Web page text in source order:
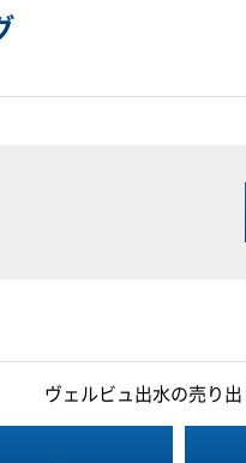
ヴェルビュ出水の売り